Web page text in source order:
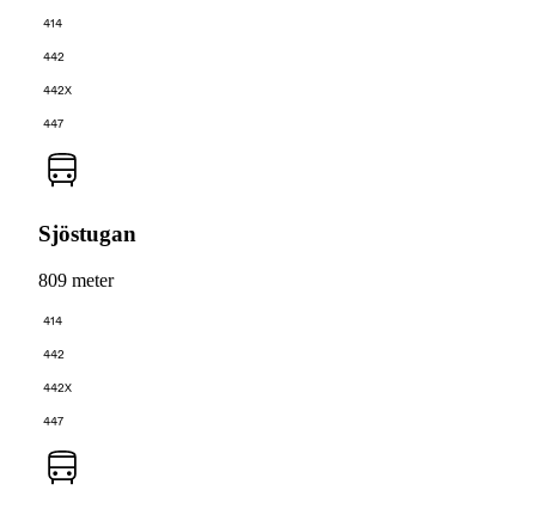
414
442
442X
447
Sjöstugan
809 meter
414
442
442X
447